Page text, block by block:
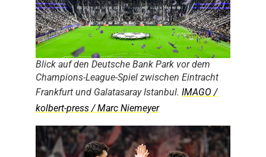
Blick auf den Deutsche Bank Park vor dem
Champions-League-Spiel zwischen Eintracht
Frankfurt und Galatasaray Istanbul. IMAGO /
kolbert-press / Marc Niemeyer